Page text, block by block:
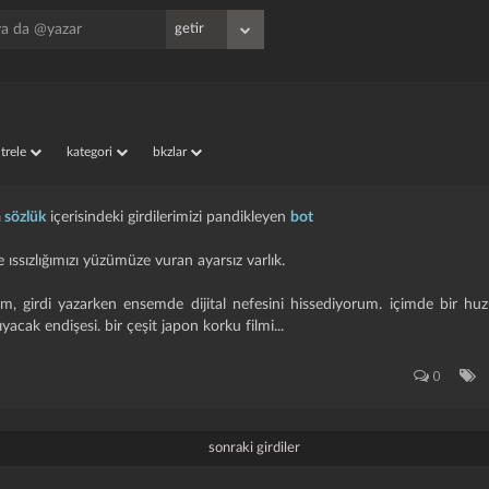
kategori bkzlar
sözlükiçerisindeki girdilerimizi pandikleyen bot
yüzümüze vuran ayarsız varlık.
girdi yazarken ensemde dijital nefesini hissediyorum. i̇çimde bir
endişesi. bir çeşit japon korku filmi...
0
sonraki girdiler